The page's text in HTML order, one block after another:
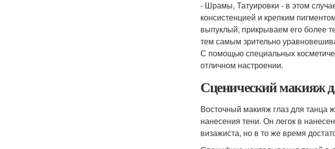
- Шрамы, Татуировки - в этом
консистенцией и крепким
выпуклый, прикрываем его более
тем самым зрительно
С помощью специальных
отличном настроении.
Сценический макияж
Восточный макияж глаз для танца
нанесения тени. Он легок в
визажиста, но в то же время